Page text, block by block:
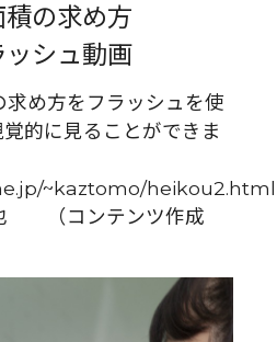
の求め方
シュ動画
め方をフラッシュを使
的に見ることができま
~kaztomo/heikou2.html
（コンテンツ作成